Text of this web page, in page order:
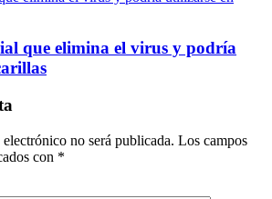
que elimina el virus y podría
no será publicada. Los campos
con *